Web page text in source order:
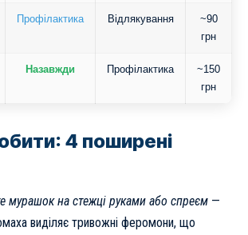
Профілактика Відлякування
~90
грн
Назавжди Профілактика
~150
грн
4 поширені
мурашок на стежці руками або спреєм—
виділяє тривожні феромони, що